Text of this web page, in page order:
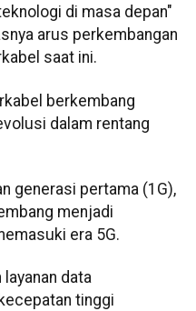
di masa depan"
arus perkembangan
saat ini.
berkembang
dalam rentang
generasi pertama (1G),
menjadi
era 5G.
data
tinggi